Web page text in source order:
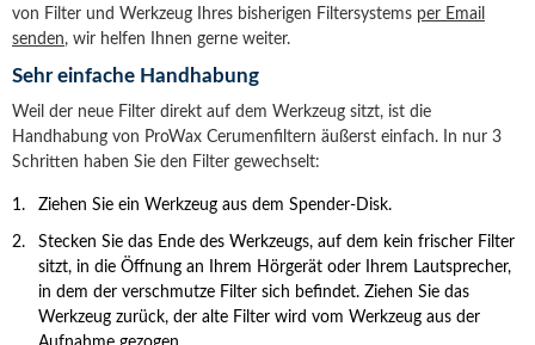
von Filter und Werkzeug Ihres bisherigen Filtersystems per Email
senden, wir helfen Ihnen gerne weiter.
Sehr einfache Handhabung
Weil der neue Filter direkt auf dem Werkzeug sitzt, ist die
Handhabung von ProWax Cerumenfiltern äußerst einfach. In nur 3
Schritten haben Sie den Filter gewechselt:
Ziehen Sie ein Werkzeug aus dem Spender-Disk.
Stecken Sie das Ende des Werkzeugs, auf dem kein frischer Filter
sitzt, in die Öffnung an Ihrem Hörgerät oder Ihrem Lautsprecher,
in dem der verschmutze Filter sich befindet. Ziehen Sie das
Werkzeug zurück, der alte Filter wird vom Werkzeug aus der